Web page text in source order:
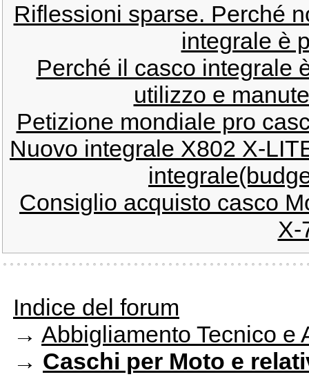
Riflessioni sparse. Perché
integrale è
Perché il casco integrale
utilizzo e
Petizione mondiale pro
Nuovo integrale X802 X-
Consiglio acquisto casco
X-
Indice del forum
→ Abbigliamento Tecnico e
→ Caschi per Moto e